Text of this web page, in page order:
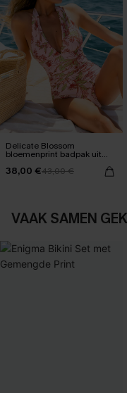
Delicate Blossom
bloemenprint badpak uit
38,00 €43,00 €
VAAK SAMEN